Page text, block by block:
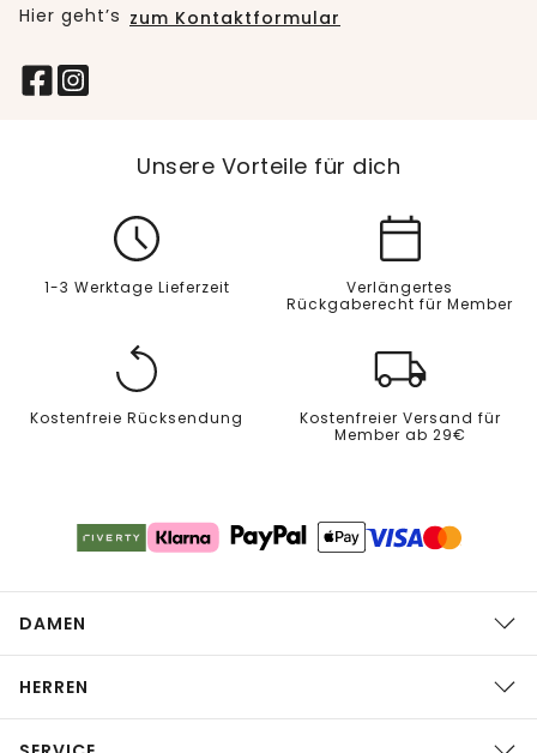
Hier geht’s zum Kontaktformular
Unsere Vorteile für dich
1-3 Werktage Lieferzeit
Verlängertes
Rückgaberecht für Member
Kostenfreie Rücksendung
Kostenfreier Versand für
Member ab 29€
DAMEN
HERREN